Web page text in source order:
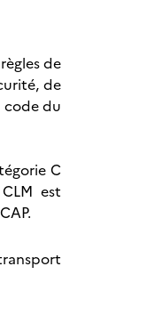
de
de
code du
C
est